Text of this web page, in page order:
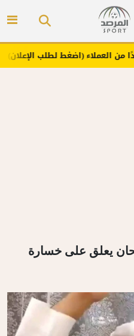
لطلب الإعلان)
يعلق على خسارة